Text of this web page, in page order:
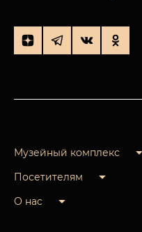
Музейный комплекс
Посетителям
О нас